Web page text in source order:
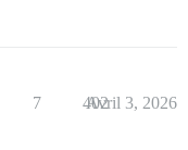
7 402
Avril 3, 2026